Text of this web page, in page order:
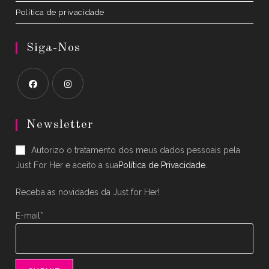
Política de privacidade
Siga-Nos
in
new
tab
in
new
tab
Newsletter
Autorizo o tratamento dos meus dados pessoais pela
Just For Her e aceito a suaPolítica de Privacidade
Receba as novidades da Just for Her!
E-mail*